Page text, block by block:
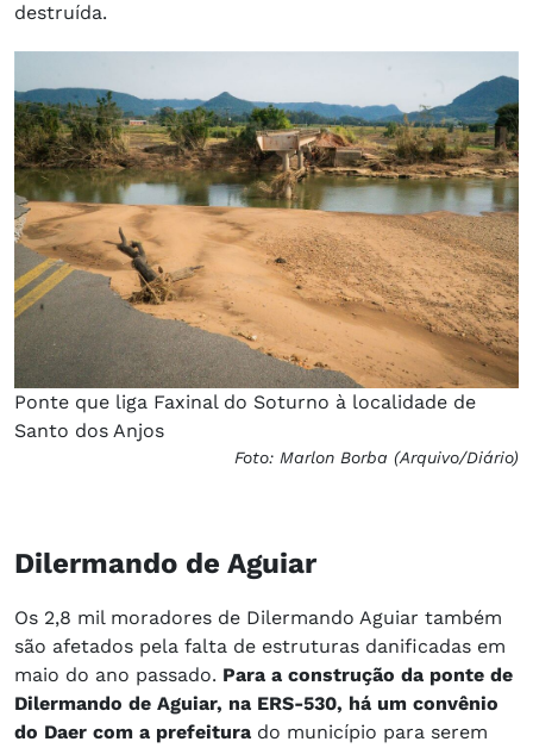
destruída.
Ponte que liga Faxinal do Soturno à localidade de
Santo dos Anjos
Foto: Marlon Borba (Arquivo/Diário)
Dilermando de Aguiar
Os 2,8 mil moradores de Dilermando Aguiar também
são afetados pela falta de estruturas danificadas em
maio do ano passado. Para a construção da ponte de
Dilermando de Aguiar, na ERS-530, há um convênio
do Daer com a prefeitura do município para serem